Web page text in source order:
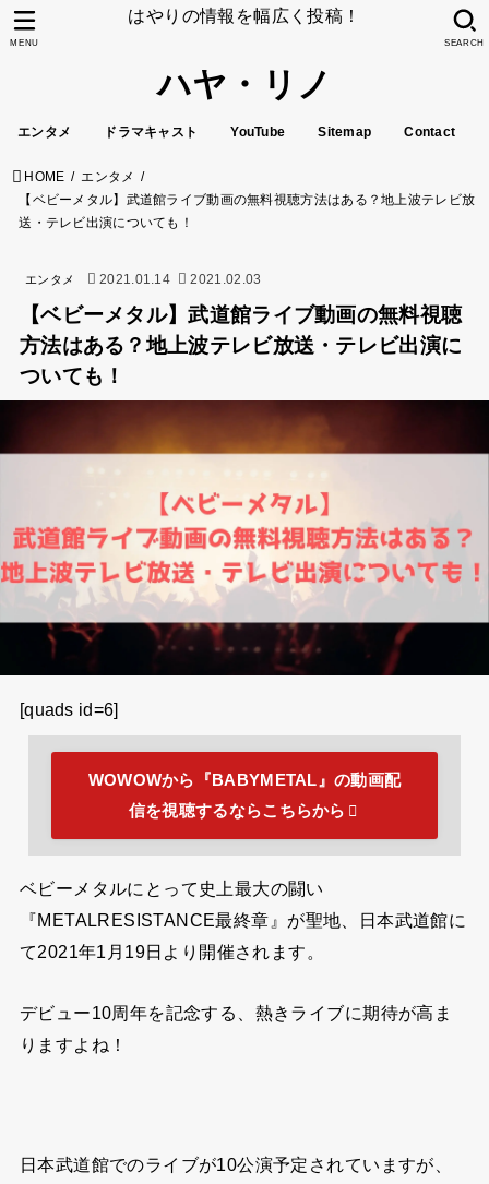
はやりの情報を幅広く投稿！
ハヤ・リノ
エンタメ ドラマキャスト YouTube Sitemap Contact
SEARCH
MENU
HOME
エンタメ
【ベビーメタル】武道館ライブ動画の無料視聴方法はある？地上波テレビ放
送・テレビ出演についても！
エンタメ 2021.01.14 2021.02.03
【ベビーメタル】武道館ライブ動画の無料視聴
方法はある？地上波テレビ放送・テレビ出演に
ついても！
[quads id=6]
WOWOWから『BABYMETAL』の動画配
信を視聴するならこちらから
ベビーメタルにとって史上最大の闘い
『METALRESISTANCE最終章』が聖地、日本武道館に
て2021年1月19日より開催されます。
デビュー10周年を記念する、熱きライブに期待が高ま
りますよね！
日本武道館でのライブが10公演予定されていますが、